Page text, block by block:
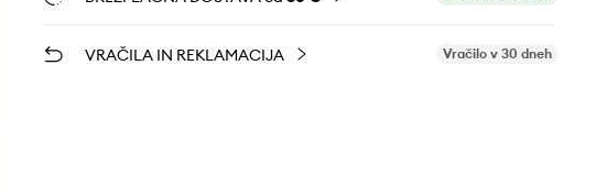
VRAČILA IN REKLAMACIJA Vračilo v 30 dneh